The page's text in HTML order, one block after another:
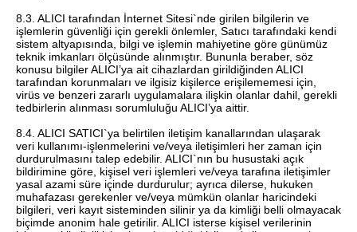
8.3. ALICI tarafından İnternet Sitesi`nde girilen bilgilerin ve
işlemlerin güvenliği için gerekli önlemler, Satıcı tarafındaki kendi
sistem altyapısında, bilgi ve işlemin mahiyetine göre günümüz
teknik imkanları ölçüsünde alınmıştır. Bununla beraber, söz
konusu bilgiler ALICI’ya ait cihazlardan girildiğinden ALICI
tarafından korunmaları ve ilgisiz kişilerce erişilememesi için,
virüs ve benzeri zararlı uygulamalara ilişkin olanlar dahil, gerekli
tedbirlerin alınması sorumluluğu ALICI’ya aittir.
8.4. ALICI SATICI`ya belirtilen iletişim kanallarından ulaşarak
veri kullanımı-işlenmelerini ve/veya iletişimleri her zaman için
durdurulmasını talep edebilir. ALICI`nın bu husustaki açık
bildirimine göre, kişisel veri işlemleri ve/veya tarafına iletişimler
yasal azami süre içinde durdurulur; ayrıca dilerse, hukuken
muhafazası gerekenler ve/veya mümkün olanlar haricindeki
bilgileri, veri kayıt sisteminden silinir ya da kimliği belli olmayacak
biçimde anonim hale getirilir. ALICI isterse kişisel verilerinin